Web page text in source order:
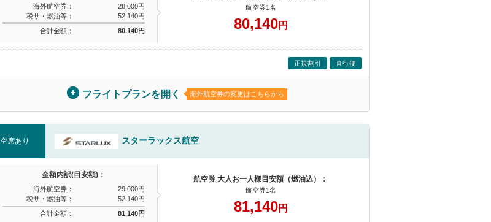
海外航空券：
28,000円
税サ・燃油等：
52,140円
合計金額：
80,140円
航空券1名
80,140円
正規割引 直行便
フライトプランを開く 海外航空券の変更はこちらから
空席あり スターラックス航空
金額内訳(目安額)：
海外航空券：
29,000円
税サ・燃油等：
52,140円
合計金額：
81,140円
航空券 大人お一人様目安額（燃油込）：
航空券1名
81,140円